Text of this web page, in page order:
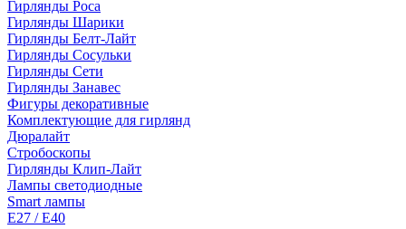
Гирлянды Роса
Гирлянды Шарики
Гирлянды Белт-Лайт
Гирлянды Сосульки
Гирлянды Сети
Гирлянды Занавес
Фигуры декоративные
Комплектующие для гирлянд
Дюралайт
Стробоскопы
Гирлянды Клип-Лайт
Лампы светодиодные
Smart лампы
E27 / E40